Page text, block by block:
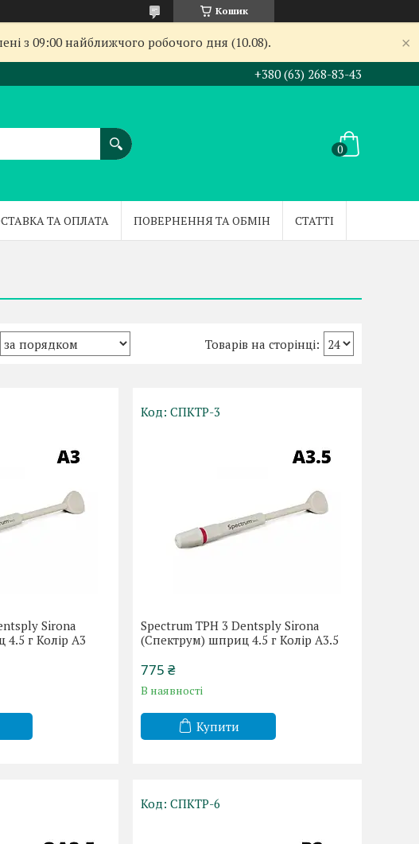
Кошик
з 09:00 найближчого робочого дня (10.08).
+380 (63) 268-83-43
ТА ОПЛАТА ПОВЕРНЕННЯ ТА ОБМІН СТАТТІ
Sirona
г Колір А3
СПКТР-3
Spectrum TPH 3 Dentsply Sirona
(Спектрум) шприц 4.5 г Колір А3.5
775 ₴
В наявності
Купити
СПКТР-6